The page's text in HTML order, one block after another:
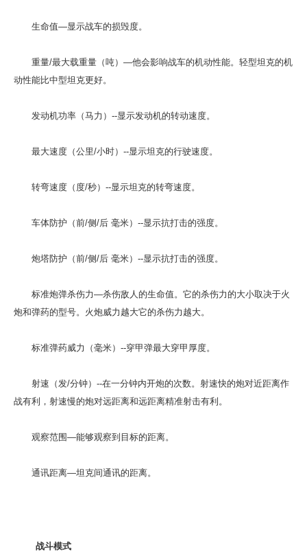
生命值—显示战车的损毁度。
重量/最大载重量（吨）—他会影响战车的机动性能。轻型坦克的机
动性能比中型坦克更好。
发动机功率（马力）--显示发动机的转动速度。
最大速度（公里/小时）--显示坦克的行驶速度。
转弯速度（度/秒）--显示坦克的转弯速度。
车体防护（前/侧/后 毫米）--显示抗打击的强度。
炮塔防护（前/侧/后 毫米）--显示抗打击的强度。
标准炮弹杀伤力—杀伤敌人的生命值。它的杀伤力的大小取决于火
炮和弹药的型号。火炮威力越大它的杀伤力越大。
标准弹药威力（毫米）--穿甲弹最大穿甲厚度。
射速（发/分钟）--在一分钟内开炮的次数。射速快的炮对近距离作
战有利，射速慢的炮对远距离和远距离精准射击有利。
观察范围—能够观察到目标的距离。
通讯距离—坦克间通讯的距离。
战斗模式